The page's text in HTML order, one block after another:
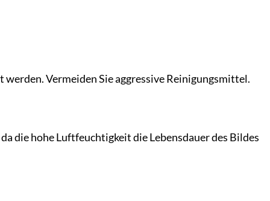
Vermeiden Sie aggressive Reinigungsmittel.
die hohe Luftfeuchtigkeit die Lebensdauer des Bildes